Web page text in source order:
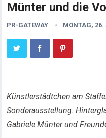
Münter und die
PR-GATEWAY MONTAG, 26.
Künstlerstädtchen am
Sonderausstellung:
Gabriele Münter und